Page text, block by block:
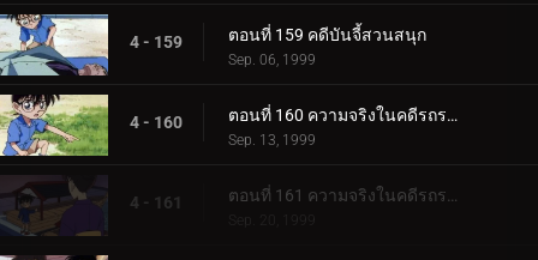
4 - 159 ตอนที่ 159 คดีบันจี้สวนสนุก
Sep. 06, 1999
4 - 160 ตอนที่ 160 ความจริงในคดีรถระเบิด (ตอนแรก)
Sep. 13, 1999
4 - 161 ตอนที่ 161 ความจริงในคดีรถระเบิด (ตอนจบ)
Sep. 20, 1999